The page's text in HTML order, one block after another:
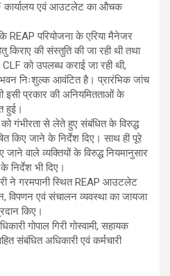
कार्यालय एवं आउटलेट का औचक
REAP परियोजना के एरिया मैनेजर
किराए की संस्तुति की जा रही थी तथा
को उपलब्ध कराई जा रही थी,
निःशुल्क आवंटित है। प्रारंभिक जांच
इसी प्रकार की अनियमितताओं के
हुई।
गंभीरता से लेते हुए संबंधित के विरुद्ध
किए जाने के निर्देश दिए। साथ ही पूरे
वाले व्यक्तियों के विरुद्ध नियमानुसार
निर्देश भी दिए।
ने गरमपानी स्थित REAP आउटलेट
विपणन एवं संचालन व्यवस्था का जायजा
किए।
गोपाल गिरी गोस्वामी, सहायक
संबंधित अधिकारी एवं कर्मचारी